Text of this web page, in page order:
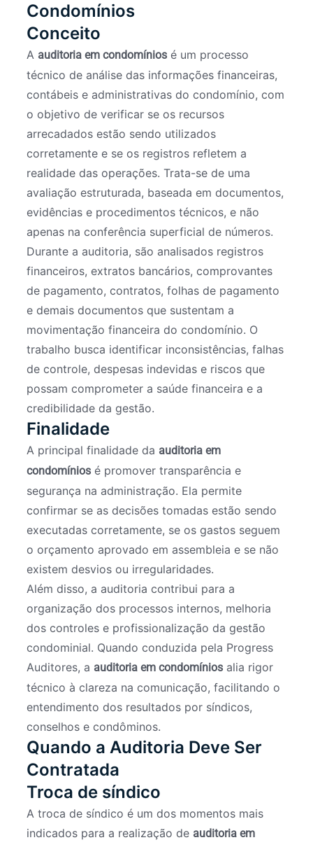
Condomínios
Conceito
A auditoria em condomínios é um processo
técnico de análise das informações financeiras,
contábeis e administrativas do condomínio, com
o objetivo de verificar se os recursos
arrecadados estão sendo utilizados
corretamente e se os registros refletem a
realidade das operações. Trata-se de uma
avaliação estruturada, baseada em documentos,
evidências e procedimentos técnicos, e não
apenas na conferência superficial de números.
Durante a auditoria, são analisados registros
financeiros, extratos bancários, comprovantes
de pagamento, contratos, folhas de pagamento
e demais documentos que sustentam a
movimentação financeira do condomínio. O
trabalho busca identificar inconsistências, falhas
de controle, despesas indevidas e riscos que
possam comprometer a saúde financeira e a
credibilidade da gestão.
Finalidade
A principal finalidade da auditoria em
condomínios é promover transparência e
segurança na administração. Ela permite
confirmar se as decisões tomadas estão sendo
executadas corretamente, se os gastos seguem
o orçamento aprovado em assembleia e se não
existem desvios ou irregularidades.
Além disso, a auditoria contribui para a
organização dos processos internos, melhoria
dos controles e profissionalização da gestão
condominial. Quando conduzida pela Progress
Auditores, a auditoria em condomínios alia rigor
técnico à clareza na comunicação, facilitando o
entendimento dos resultados por síndicos,
conselhos e condôminos.
Quando a Auditoria Deve Ser
Contratada
Troca de síndico
A troca de síndico é um dos momentos mais
indicados para a realização de auditoria em